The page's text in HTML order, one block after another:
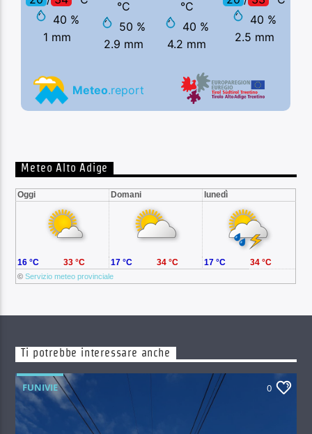
Meteo Alto Adige
Oggi Domani lunedì
©Servizio meteo provinciale
16 °C 33 °C 17 °C 34 °C 17 °C 34 °C
Ti potrebbe interessare anche
FUNIVIE 0